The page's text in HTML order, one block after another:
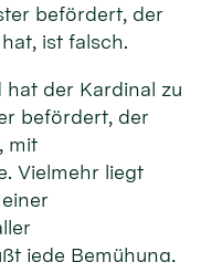
befördert, der
ist falsch.
der Kardinal zu
befördert, der
mit
Vielmehr liegt
jede Bemühung,